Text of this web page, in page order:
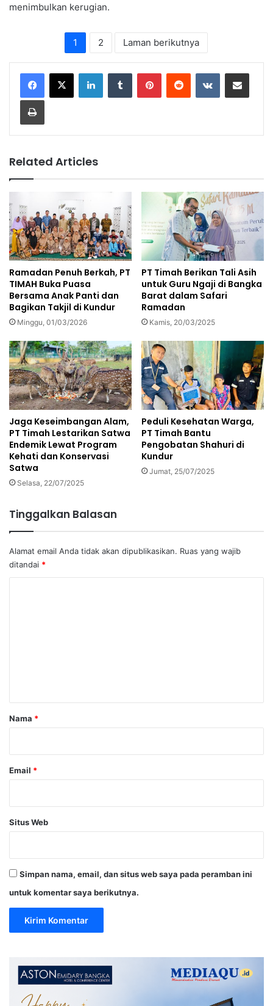
menimbulkan kerugian.
1 2 Laman berikutnya
LinkedInTumblr PinterestReddit VKontakteShare via Email
Print
Related Articles
Ramadan Penuh Berkah, PT
TIMAH Buka Puasa
Bersama Anak Panti dan
Bagikan Takjil di Kundur
Minggu, 01/03/2026
PT Timah Berikan Tali Asih
untuk Guru Ngaji di Bangka
Barat dalam Safari
Ramadan
Kamis, 20/03/2025
Jaga Keseimbangan Alam,
PT Timah Lestarikan Satwa
Endemik Lewat Program
Kehati dan Konservasi
Satwa
Selasa, 22/07/2025
Peduli Kesehatan Warga,
PT Timah Bantu
Pengobatan Shahuri di
Kundur
Jumat, 25/07/2025
Tinggalkan Balasan
Alamat email Anda tidak akan dipublikasikan. Ruas yang wajib
ditandai *
r
Nama *
Email *
Situs Web
Simpan nama, email, dan situs web saya pada peramban ini
untuk komentar saya berikutnya.